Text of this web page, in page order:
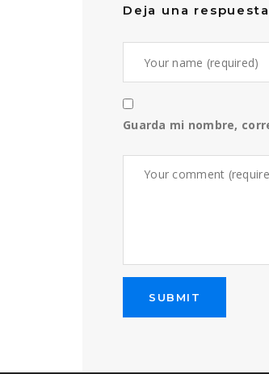
Deja una respuesta
Guarda mi nombre,
SUBMIT